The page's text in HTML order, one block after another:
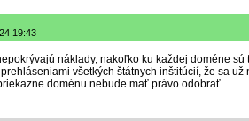
19:43
náklady, nakoľko ku každej doméne sú
všetkých štátnych inštitúcií, že sa už
doménu nebude mať právo odobrať.